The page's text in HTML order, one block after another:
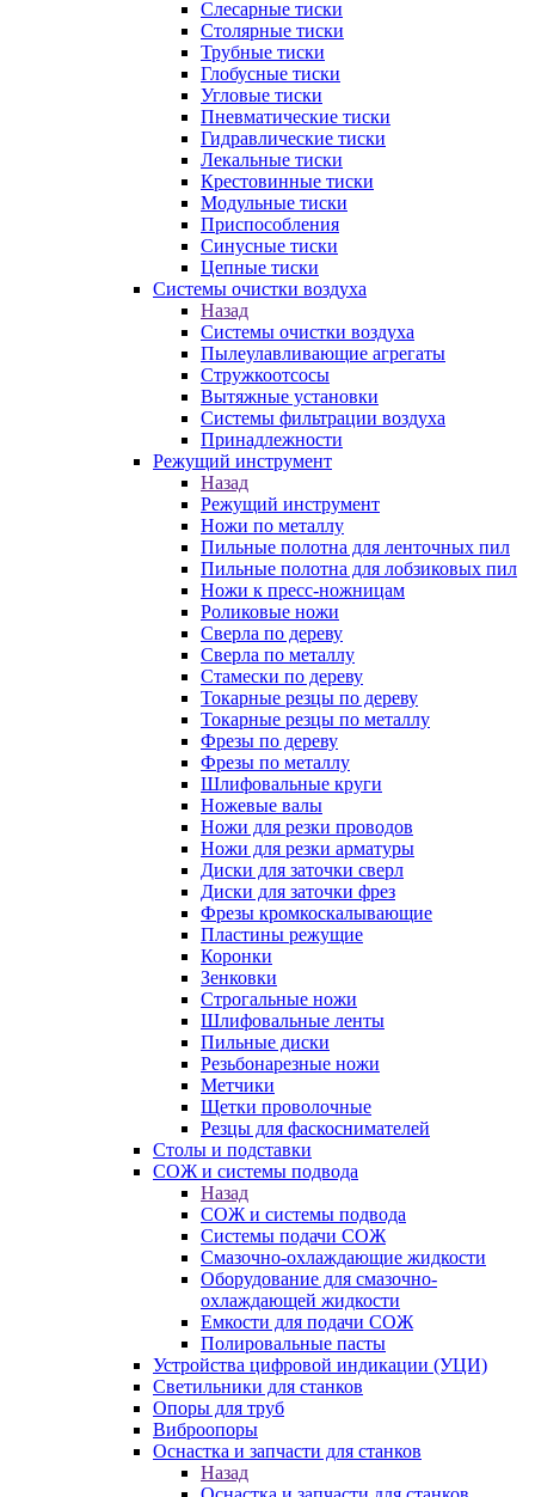
Слесарные тиски
Столярные тиски
Трубные тиски
Глобусные тиски
Угловые тиски
Пневматические тиски
Гидравлические тиски
Лекальные тиски
Крестовинные тиски
Модульные тиски
Приспособления
Синусные тиски
Цепные тиски
Системы очистки воздуха
Назад
Системы очистки воздуха
Пылеулавливающие агрегаты
Стружкоотсосы
Вытяжные установки
Системы фильтрации воздуха
Принадлежности
Режущий инструмент
Назад
Режущий инструмент
Ножи по металлу
Пильные полотна для ленточных пил
Пильные полотна для лобзиковых пил
Ножи к пресс-ножницам
Роликовые ножи
Сверла по дереву
Сверла по металлу
Стамески по дереву
Токарные резцы по дереву
Токарные резцы по металлу
Фрезы по дереву
Фрезы по металлу
Шлифовальные круги
Ножевые валы
Ножи для резки проводов
Ножи для резки арматуры
Диски для заточки сверл
Диски для заточки фрез
Фрезы кромкоскалывающие
Пластины режущие
Коронки
Зенковки
Строгальные ножи
Шлифовальные ленты
Пильные диски
Резьбонарезные ножи
Метчики
Щетки проволочные
Резцы для фаскоснимателей
Столы и подставки
СОЖ и системы подвода
Назад
СОЖ и системы подвода
Системы подачи СОЖ
Смазочно-охлаждающие жидкости
Оборудование для смазочно-
охлаждающей жидкости
Емкости для подачи СОЖ
Полировальные пасты
Устройства цифровой индикации (УЦИ)
Светильники для станков
Опоры для труб
Виброопоры
Оснастка и запчасти для станков
Назад